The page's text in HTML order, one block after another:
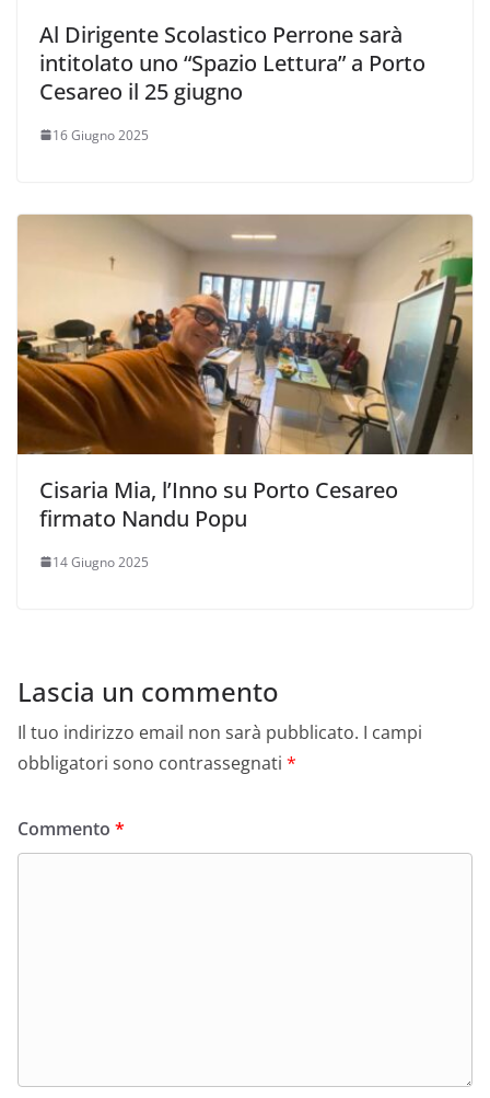
Al Dirigente Scolastico Perrone sarà
intitolato uno “Spazio Lettura” a Porto
Cesareo il 25 giugno
16 Giugno 2025
Cisaria Mia, l’Inno su Porto Cesareo
firmato Nandu Popu
14 Giugno 2025
Lascia un commento
Il tuo indirizzo email non sarà pubblicato. I campi
obbligatori sono contrassegnati *
Commento *